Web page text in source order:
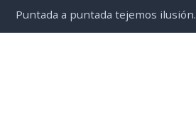
Puntada a puntada tejemos ilusión.